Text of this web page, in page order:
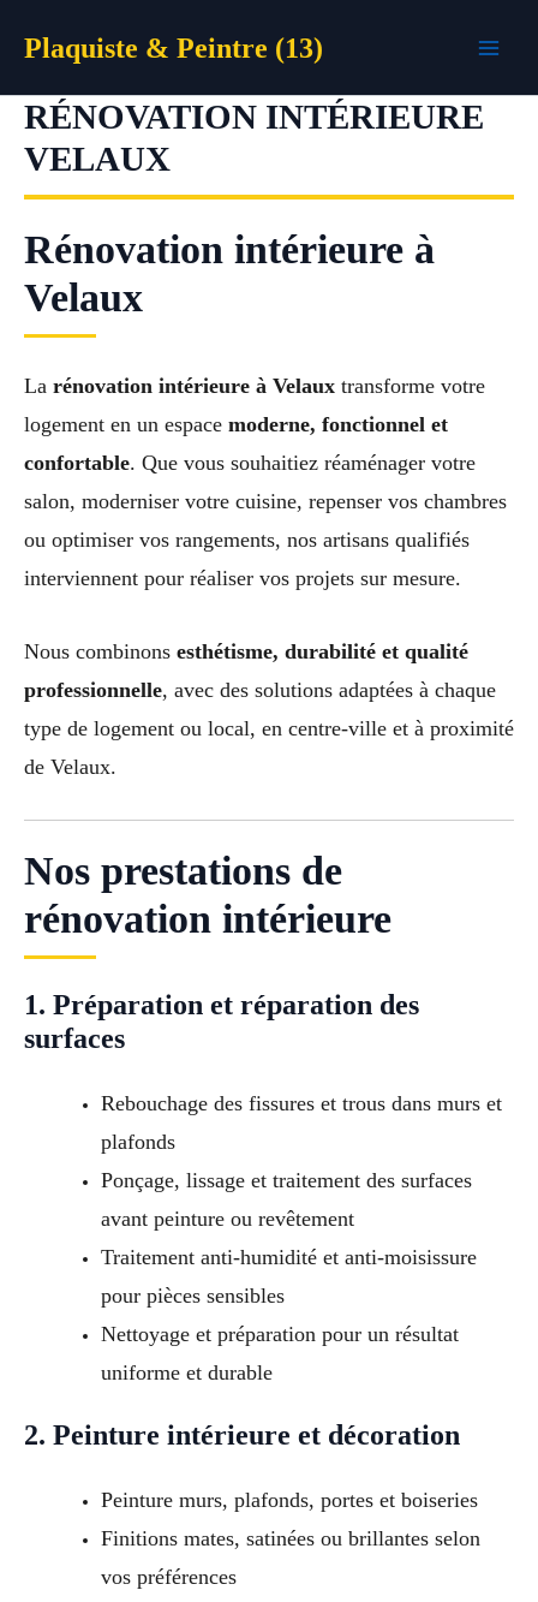
Plaquiste & Peintre (13)
RÉNOVATION INTÉRIEURE
VELAUX
Rénovation intérieure à
Velaux
La rénovation intérieure à Velaux transforme votre
logement en un espace moderne, fonctionnel et
confortable. Que vous souhaitiez réaménager votre
salon, moderniser votre cuisine, repenser vos chambres
ou optimiser vos rangements, nos artisans qualifiés
interviennent pour réaliser vos projets sur mesure.
Nous combinons esthétisme, durabilité et qualité
professionnelle, avec des solutions adaptées à chaque
type de logement ou local, en centre-ville et à proximité
de Velaux.
Nos prestations de
rénovation intérieure
1. Préparation et réparation des
surfaces
Rebouchage des fissures et trous dans murs et
plafonds
Ponçage, lissage et traitement des surfaces
avant peinture ou revêtement
Traitement anti-humidité et anti-moisissure
pour pièces sensibles
Nettoyage et préparation pour un résultat
uniforme et durable
2. Peinture intérieure et décoration
Peinture murs, plafonds, portes et boiseries
Finitions mates, satinées ou brillantes selon
vos préférences